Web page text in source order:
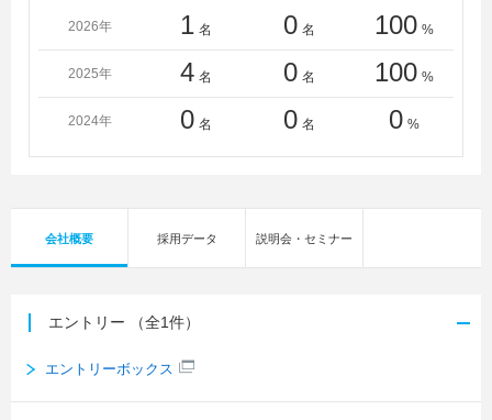
2026年 1 名 0 名 100 %
2025年 4 名 0 名 100 %
2024年 0 名 0 名 0 %
会社概要 採用データ 説明会・セミナー
エントリー （全1件）
エントリーボックス